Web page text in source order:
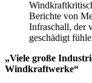
Berichte von
Infraschall, der
geschädigt
„Viele große
Windkraftwerke“